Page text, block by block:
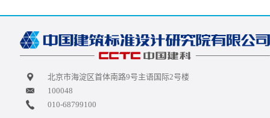
北京市海淀区首体南路9号主语国际2号楼
100048
010-68799100